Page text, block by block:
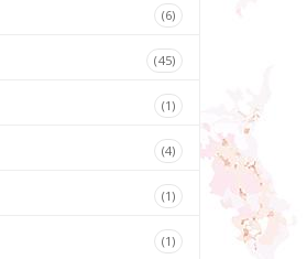
(6)
(45)
(1)
(4)
(1)
(1)